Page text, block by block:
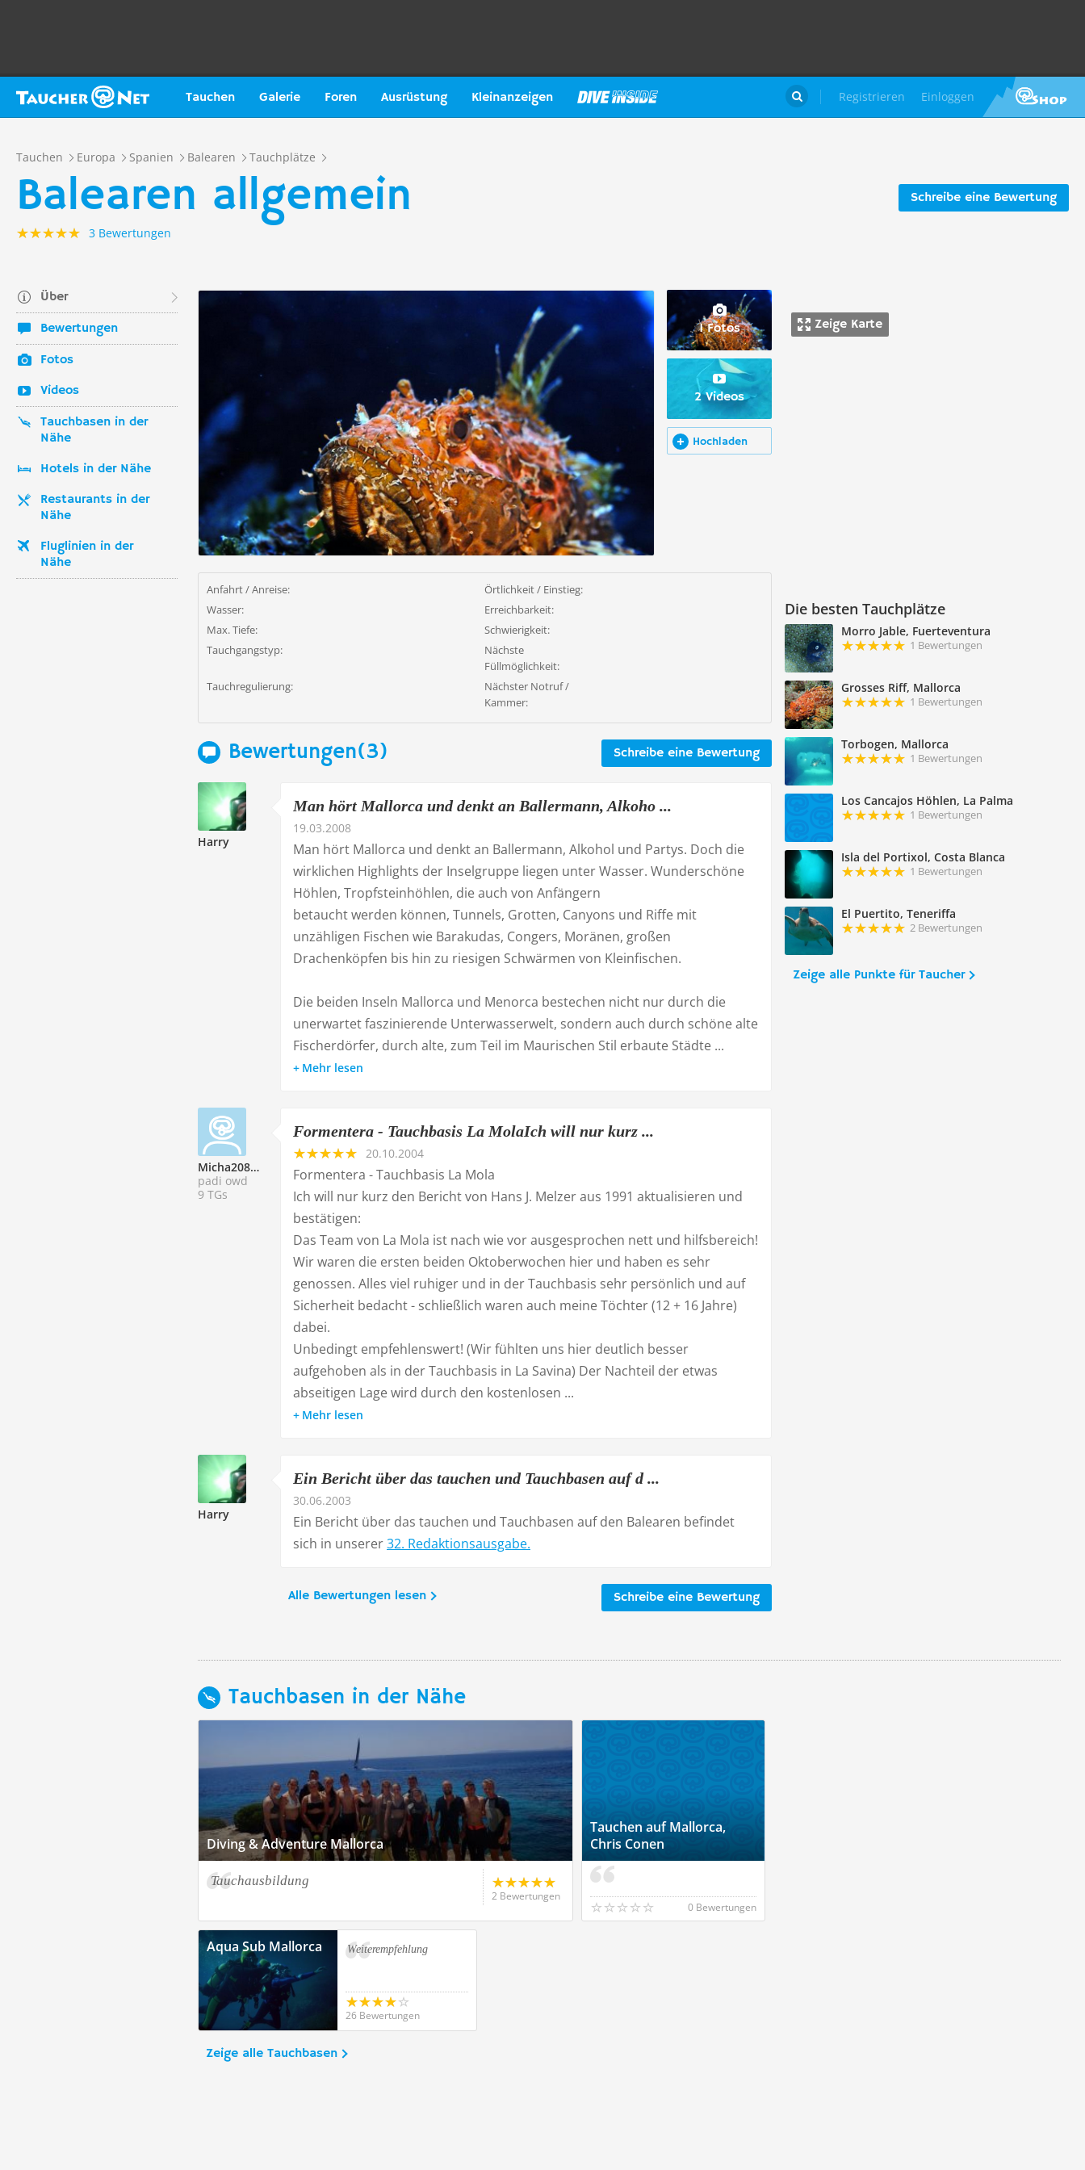
Tauchen Galerie Foren Ausrüstung Kleinanzeigen Registrieren Einloggen

Tauchen Europa Spanien Balearen Tauchplätze
Schreibe eine Bewertung
Balearen allgemein
3 Bewertungen
Über
Bewertungen
Fotos
Videos
Tauchbasen in der
Nähe
Hotels in der Nähe
Restaurants in der
Nähe
Fluglinien in der
Nähe
Zeige Karte
Die besten Tauchplätze
Morro Jable, Fuerteventura
1 Bewertungen
Grosses Riff, Mallorca
1 Bewertungen
Torbogen, Mallorca
1 Bewertungen
Los Cancajos Höhlen, La Palma
1 Bewertungen
Isla del Portixol, Costa Blanca
1 Bewertungen
El Puertito, Teneriffa
2 Bewertungen
Zeige alle Punkte für Taucher
1 Fotos
2 Videos
Hochladen
Anfahrt / Anreise:
Örtlichkeit / Einstieg:
Wasser:
Erreichbarkeit:
Max. Tiefe:
Schwierigkeit:
Tauchgangstyp:
Nächste
Füllmöglichkeit:
Tauchregulierung:
Nächster Notruf /
Kammer:
Schreibe eine Bewertung
Bewertungen(3)
Harry
Man hört Mallorca und denkt an Ballermann, Alkoho ...
19.03.2008
Man hört Mallorca und denkt an Ballermann, Alkohol und Partys. Doch die
wirklichen Highlights der Inselgruppe liegen unter Wasser. Wunderschöne
Höhlen, Tropfsteinhöhlen, die auch von Anfängern
betaucht werden können, Tunnels, Grotten, Canyons und Riffe mit
unzähligen Fischen wie Barakudas, Congers, Moränen, großen
Drachenköpfen bis hin zu riesigen Schwärmen von Kleinfischen.
Die beiden Inseln Mallorca und Menorca bestechen nicht nur durch die
unerwartet faszinierende Unterwasserwelt, sondern auch durch schöne alte
Fischerdörfer, durch alte, zum Teil im Maurischen Stil erbaute Städte ...
Mehr lesen
Micha208517
padi owd
9 TGs
Formentera - Tauchbasis La MolaIch will nur kurz ...
20.10.2004
Formentera - Tauchbasis La Mola
Ich will nur kurz den Bericht von Hans J. Melzer aus 1991 aktualisieren und
bestätigen:
Das Team von La Mola ist nach wie vor ausgesprochen nett und hilfsbereich!
Wir waren die ersten beiden Oktoberwochen hier und haben es sehr
genossen. Alles viel ruhiger und in der Tauchbasis sehr persönlich und auf
Sicherheit bedacht - schließlich waren auch meine Töchter (12 + 16 Jahre)
dabei.
Unbedingt empfehlenswert! (Wir fühlten uns hier deutlich besser
aufgehoben als in der Tauchbasis in La Savina) Der Nachteil der etwas
abseitigen Lage wird durch den kostenlosen ...
Mehr lesen
Harry
Ein Bericht über das tauchen und Tauchbasen auf d ...
30.06.2003
Ein Bericht über das tauchen und Tauchbasen auf den Balearen befindet
sich in unserer32. Redaktionsausgabe.
Schreibe eine Bewertung
Alle Bewertungen lesen
Tauchbasen in der Nähe
Diving & Adventure Mallorca
Tauchausbildung
2 Bewertungen
Tauchen auf Mallorca,
Chris Conen
0 Bewertungen
Aqua Sub Mallorca Weiterempfehlung
26 Bewertungen
Zeige alle Tauchbasen